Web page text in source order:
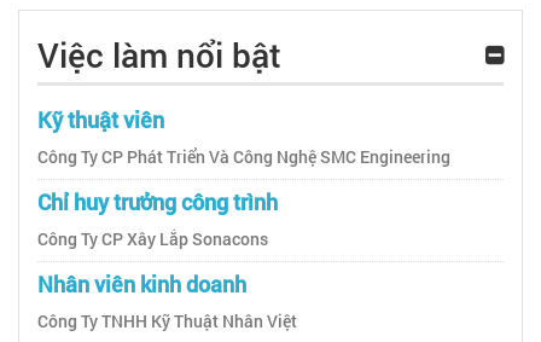
Việc làm nổi bật
Kỹ thuật viên
Công Ty CP Phát Triển Và Công Nghệ SMC Engineering
Chỉ huy trưởng công trình
Công Ty CP Xây Lắp Sonacons
Nhân viên kinh doanh
Công Ty TNHH Kỹ Thuật Nhân Việt